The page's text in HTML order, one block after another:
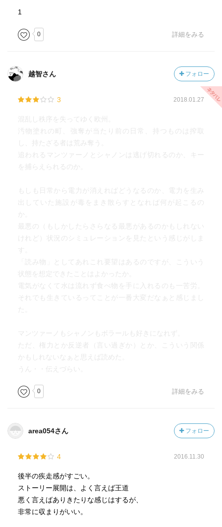
1
0 詳細をみる
越智さん フォロー
3 2018.01.27
混乱し秩序を失ってゆく欧州。
汚物塗れの町、強奪が当たり前の日常、持つものは搾取
し、持たざる者は荒み奪う。
追われるマンツァーノとシャノンは逃げ切れるのか、キー
を捕らえられるのか。
もしも日常から電力が消えればどうなるのか、電力を生み
出していた施設が毒をまき散らすとなれば何が起こるの
か。
最悪の（もしかしたらさらなる最悪があるのかもしれない
けれど）状況のシミュレーションを見たという感じがしま
す。
「読み物」としてあれこれ要望はあるのですが、こういう
状態を想定できたことはよかったか。
電気がなくて水は流れず食べ物を手に入れるのも一苦労。
それでも生きているってことが一番大変だなぁと感じまし
た。
マンツァーノもシャノンもボラールも好きになれず。
ただ、権力とか反逆者（言い過ぎか）とか、こういう関係
かもしれないなぁと思えば読めた。
うん・・伝えづらい。
0 詳細をみる
area054さん フォロー
4 2016.11.30
後半の疾走感がすごい。
ストーリー展開は、よく言えば王道
悪く言えばありきたりな感じはするが、
非常に収まりがいい。